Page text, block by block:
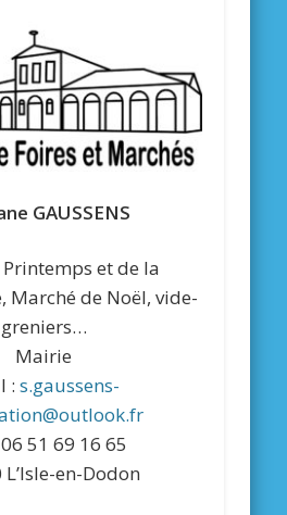
GAUSSENS
et de la
Marché de Noël, vide-
greniers…
Mairie
: s.gaussens-
51 69 16 65
en-Dodon